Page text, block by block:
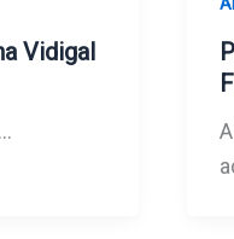
Vidigal